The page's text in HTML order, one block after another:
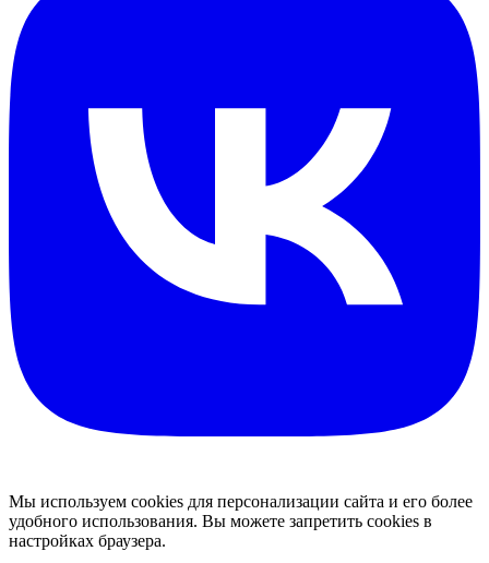
Мы используем cookies для персонализации сайта и его более
удобного использования. Вы можете запретить cookies в
настройках браузера.